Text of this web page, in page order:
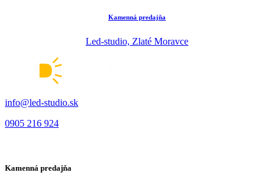
Kamenná predajňa
Led-studio, Zlaté Moravce
info@led-studio.sk
0905 216 924
Kamenná predajňa